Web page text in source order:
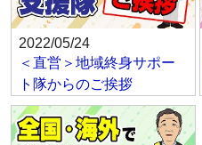
2022/05/24
＜直営＞地域終身サポー
ト隊からのご挨拶